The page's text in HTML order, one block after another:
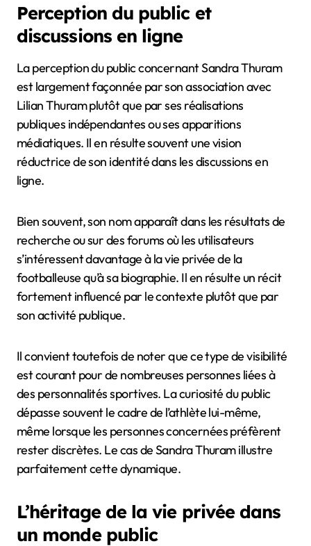
Perception du public et
discussions en ligne
La perception du public concernant Sandra Thuram
est largement façonnée par son association avec
Lilian Thuram plutôt que par ses réalisations
publiques indépendantes ou ses apparitions
médiatiques. Il en résulte souvent une vision
réductrice de son identité dans les discussions en
ligne.
Bien souvent, son nom apparaît dans les résultats de
recherche ou sur des forums où les utilisateurs
s’intéressent davantage à la vie privée de la
footballeuse qu’à sa biographie. Il en résulte un récit
fortement influencé par le contexte plutôt que par
son activité publique.
Il convient toutefois de noter que ce type de visibilité
est courant pour de nombreuses personnes liées à
des personnalités sportives. La curiosité du public
dépasse souvent le cadre de l’athlète lui-même,
même lorsque les personnes concernées préfèrent
rester discrètes. Le cas de Sandra Thuram illustre
parfaitement cette dynamique.
L’héritage de la vie privée dans
un monde public